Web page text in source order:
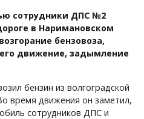
сотрудники ДПС №2
в Наримановском
бензовоза,
движение, задымление
бензин из волгоградской
время движения он заметил,
сотрудников ДПС и